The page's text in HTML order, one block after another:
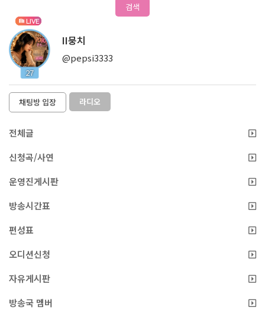
검색
LIVE
27
II뭉치
@pepsi3333
채팅방 입장 라디오
전체글
신청곡/사연
운영진게시판
방송시간표
편성표
오디션신청
자유게시판
방송국 멤버